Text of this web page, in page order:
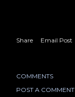
Share Email Post
COMMENTS
POST A COMMENT